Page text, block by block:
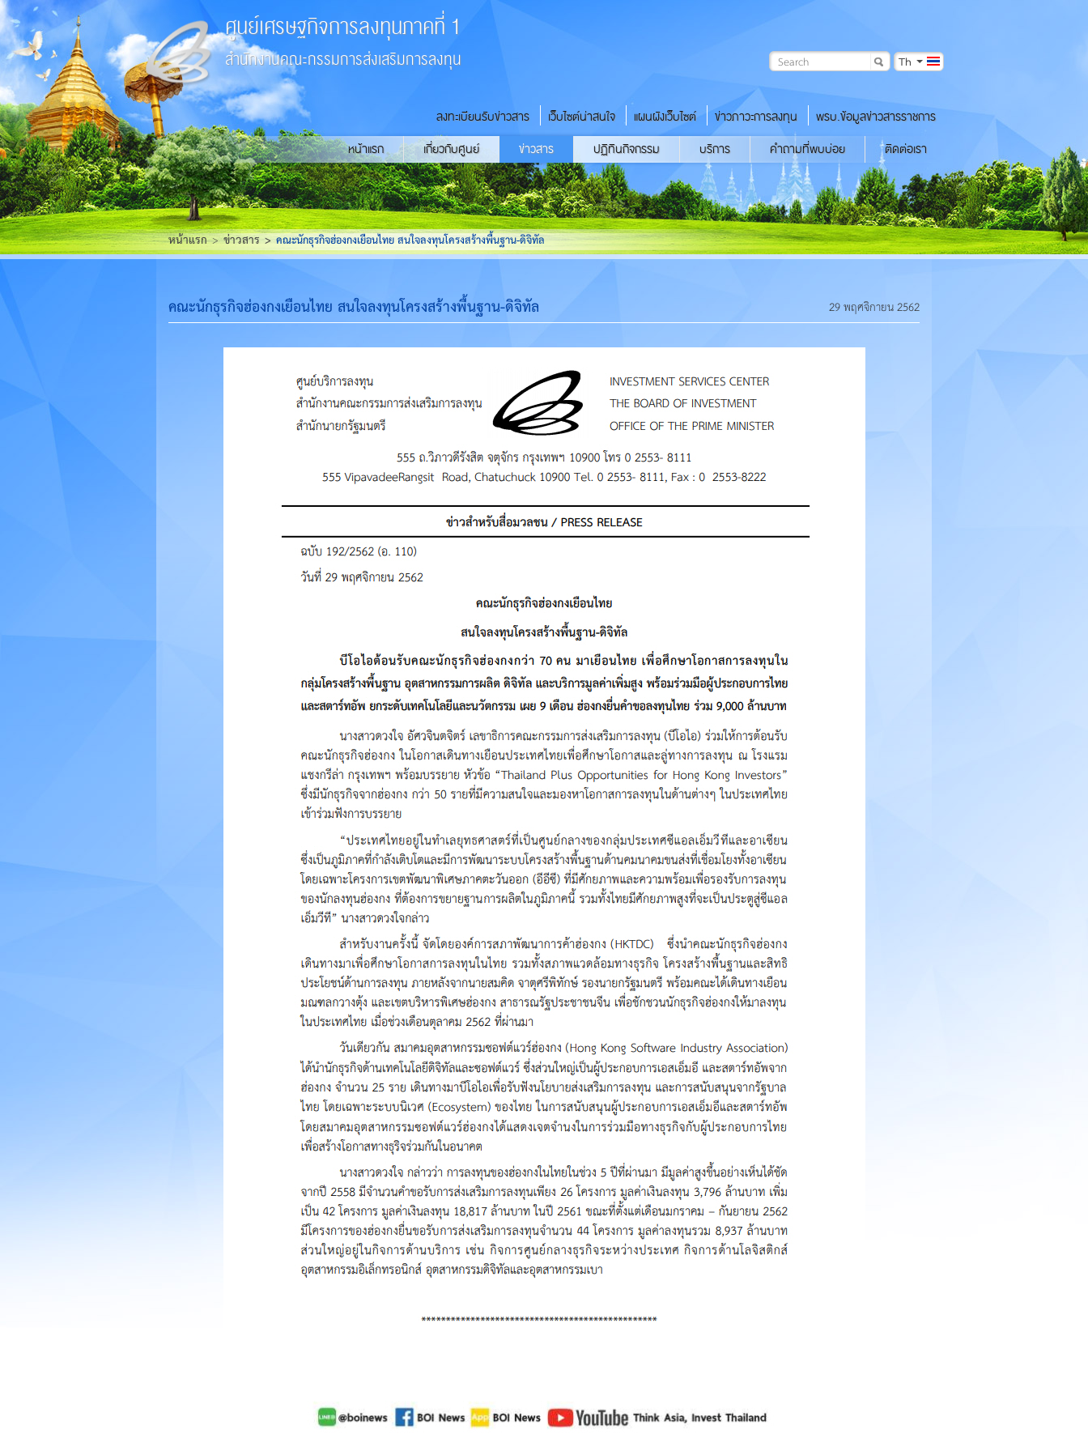
ศูนย์เศรษฐกิจการลงทุนภาคที่ 1
สำนักงานคณะกรรมการส่งเสริมการลงทุน Th
ลงทะเบียนรับข่าวสาร เว็บไซต์น่าสนใจ แผนผังเว็บไซต์ ข่าวภาวะการลงทุน
พรบ.ข้อมูลข่าวสารราชการ
หน้าแรก
เกี่ยวกับศูนย์ ข่าวสาร ปฏิทินกิจกรรม บริการ คำถามที่พบบ่อย ติดต่อเรา
หน้าแรก ข่าวสาร คณะนักธุรกิจฮ่องกงเยือนไทย สนใจลงทุนโครงสร้างพื้นฐาน-ดิจิทัล
คณะนักธุรกิจฮ่องกงเยือนไทย สนใจลงทุนโครงสร้างพื้นฐาน-ดิจิทัล 29 พฤศจิกายน 2562